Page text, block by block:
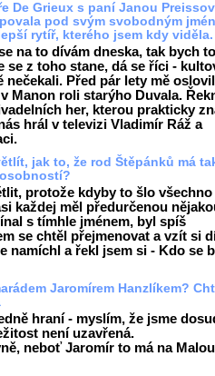
De Grieux s paní Janou
pod svým svobodným
rytíř, kterého jsem kdy viděla.
na to dívám dneska, tak bych to
se z toho stane, dá se říci -
nečekali. Před pár lety mě
Manon roli starýho Duvala.
her, kterou prakticky
hrál v televizi Vladimír Ráž a
jak to, že rod Štěpánků má
protože kdyby to šlo všechno
každej měl předurčenou
s tímhle jménem, byl spíš
se chtěl přejmenovat a vzít si
namíchl a řekl jsem si - Kdo se
Jaromírem Hanzlíkem?
hraní - myslím, že jsme
není uzavřená.
neboť Jaromír to má na Malou